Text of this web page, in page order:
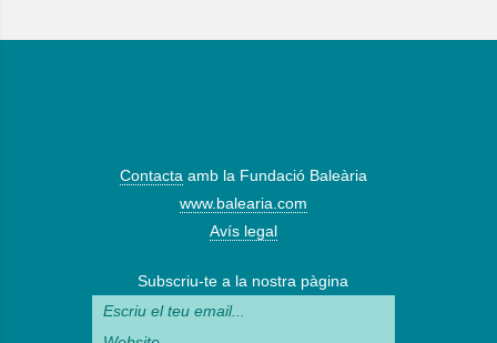
Contacta amb la Fundació Baleària
www.balearia.com
Avís legal
Subscriu-te a la nostra pàgina